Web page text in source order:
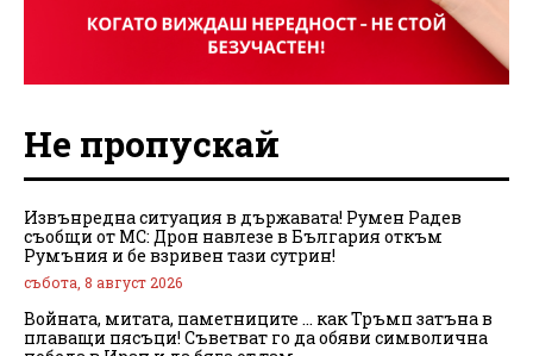
Не пропускай
Извънредна ситуация в държавата! Румен Радев
съобщи от МС: Дрон навлезе в България откъм
Румъния и бе взривен тази сутрин!
събота, 8 август 2026
Войната, митата, паметниците … как Тръмп затъна в
плаващи пясъци! Съветват го да обяви символична